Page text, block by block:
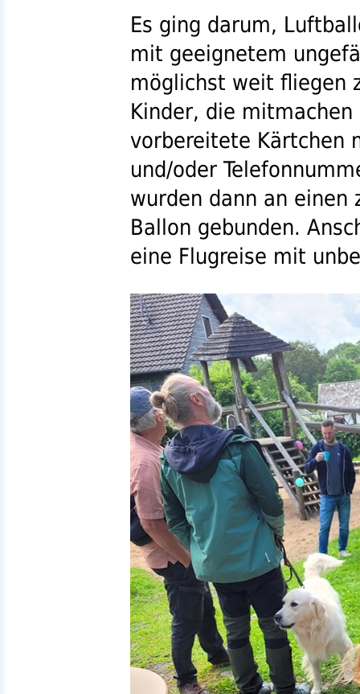
Es ging darum,
mit geeignetem
möglichst weit fliegen
Kinder, die
vorbereitete Kärtchen
und/oder
wurden dann an
Ballon gebunden.
eine Flugreise mit